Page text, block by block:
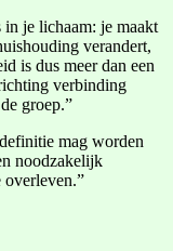
in je lichaam: je maakt
verandert,
is dus meer dan een
verbinding
groep.”
mag worden
noodzakelijk
overleven.”